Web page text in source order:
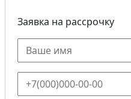
Заявка на рассрочку